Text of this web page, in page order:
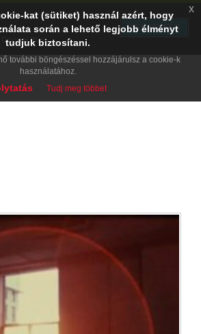
kat (sütiket) használ azért, hogy
során a lehető legjobb élményt
tudjuk biztosítani.
további böngészéssel hozzájárulsz a cookie-k
használatához.
Tudj meg többet
x
Google Play
TELEPÍTÉS